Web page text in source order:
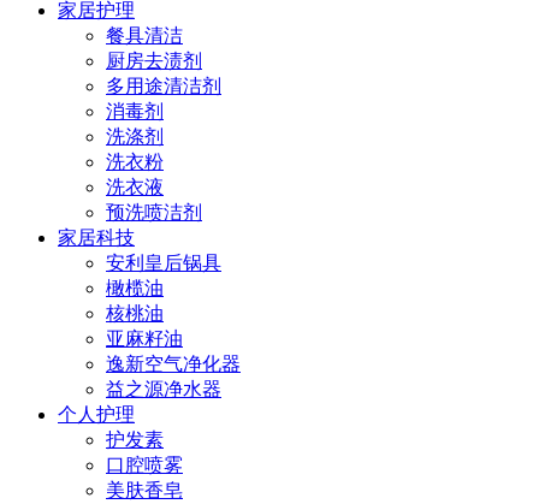
家居护理
餐具清洁
厨房去渍剂
多用途清洁剂
消毒剂
洗涤剂
洗衣粉
洗衣液
预洗喷洁剂
家居科技
安利皇后锅具
橄榄油
核桃油
亚麻籽油
逸新空气净化器
益之源净水器
个人护理
护发素
口腔喷雾
美肤香皂